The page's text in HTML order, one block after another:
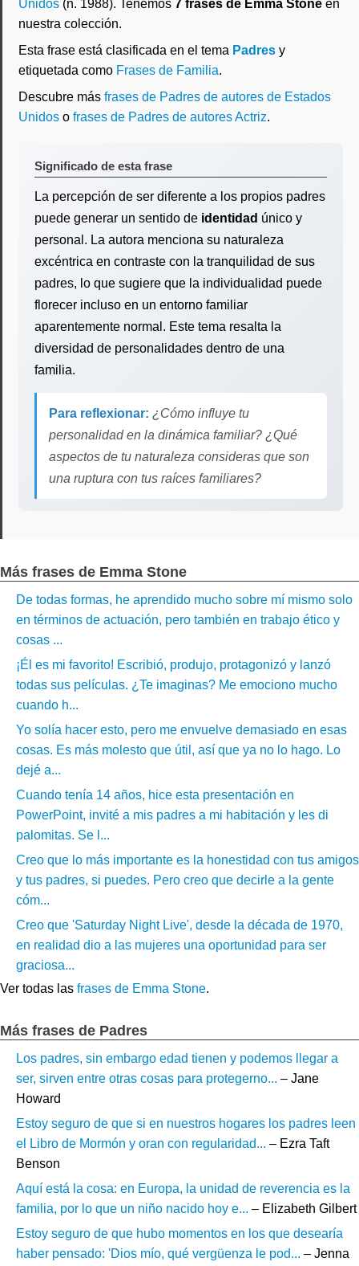
Unidos (n. 1988). Tenemos 7 frases de Emma Stone en
nuestra colección.
Esta frase está clasificada en el tema Padres y
etiquetada como Frases de Familia.
Descubre más frases de Padres de autores de Estados
Unidos o frases de Padres de autores Actriz.
Significado de esta frase
La percepción de ser diferente a los propios padres
puede generar un sentido de identidad único y
personal. La autora menciona su naturaleza
excéntrica en contraste con la tranquilidad de sus
padres, lo que sugiere que la individualidad puede
florecer incluso en un entorno familiar
aparentemente normal. Este tema resalta la
diversidad de personalidades dentro de una
familia.
Para reflexionar: ¿Cómo influye tu
personalidad en la dinámica familiar? ¿Qué
aspectos de tu naturaleza consideras que son
una ruptura con tus raíces familiares?
Más frases de Emma Stone
De todas formas, he aprendido mucho sobre mí mismo solo
en términos de actuación, pero también en trabajo ético y
cosas ...
¡Él es mi favorito! Escribió, produjo, protagonizó y lanzó
todas sus películas. ¿Te imaginas? Me emociono mucho
cuando h...
Yo solía hacer esto, pero me envuelve demasiado en esas
cosas. Es más molesto que útil, así que ya no lo hago. Lo
dejé a...
Cuando tenía 14 años, hice esta presentación en
PowerPoint, invité a mis padres a mi habitación y les di
palomitas. Se l...
Creo que lo más importante es la honestidad con tus amigos
y tus padres, si puedes. Pero creo que decirle a la gente
cóm...
Creo que 'Saturday Night Live', desde la década de 1970,
en realidad dio a las mujeres una oportunidad para ser
graciosa...
Ver todas las frases de Emma Stone.
Más frases de Padres
Los padres, sin embargo edad tienen y podemos llegar a
ser, sirven entre otras cosas para protegerno... – Jane
Howard
Estoy seguro de que si en nuestros hogares los padres leen
el Libro de Mormón y oran con regularidad... – Ezra Taft
Benson
Aquí está la cosa: en Europa, la unidad de reverencia es la
familia, por lo que un niño nacido hoy e... – Elizabeth Gilbert
Estoy seguro de que hubo momentos en los que desearía
haber pensado: 'Dios mío, qué vergüenza le pod... – Jenna